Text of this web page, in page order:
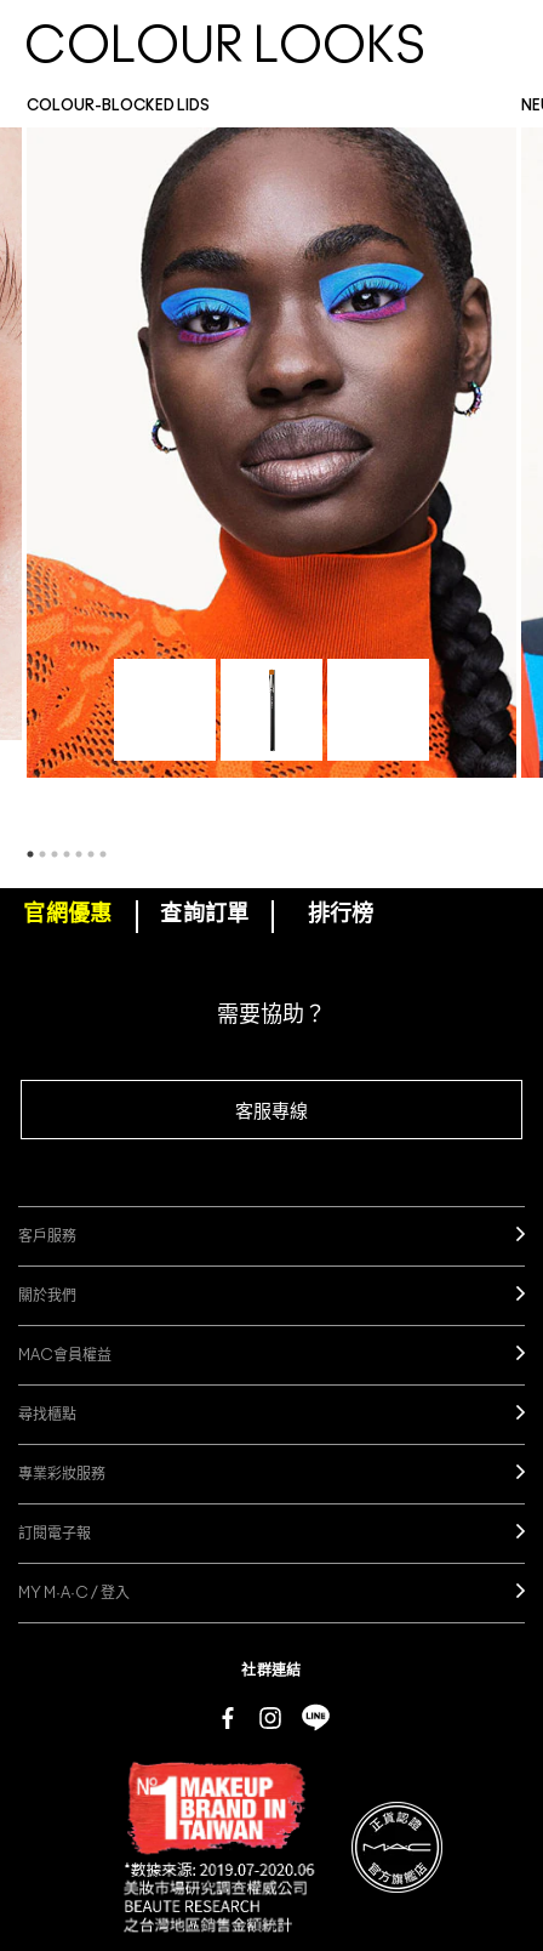
COLOUR LOOKS
COLOUR-BLOCKED LIDS
下單即可挑選精美小贈品！
官網優惠 查詢訂單 排行榜
需要協助？
客服專線
客戶服務
關於我們
MAC會員權益
尋找櫃點
專業彩妝服務
訂閱電子報
MY M·A·C / 登入
社群連結